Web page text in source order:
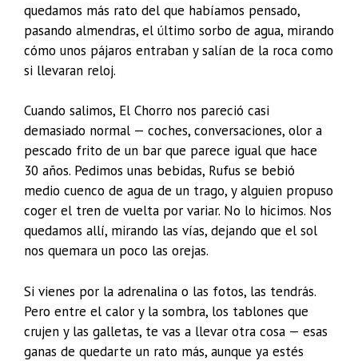
quedamos más rato del que habíamos pensado,
pasando almendras, el último sorbo de agua, mirando
cómo unos pájaros entraban y salían de la roca como
si llevaran reloj.
Cuando salimos, El Chorro nos pareció casi
demasiado normal — coches, conversaciones, olor a
pescado frito de un bar que parece igual que hace
30 años. Pedimos unas bebidas, Rufus se bebió
medio cuenco de agua de un trago, y alguien propuso
coger el tren de vuelta por variar. No lo hicimos. Nos
quedamos allí, mirando las vías, dejando que el sol
nos quemara un poco las orejas.
Si vienes por la adrenalina o las fotos, las tendrás.
Pero entre el calor y la sombra, los tablones que
crujen y las galletas, te vas a llevar otra cosa — esas
ganas de quedarte un rato más, aunque ya estés